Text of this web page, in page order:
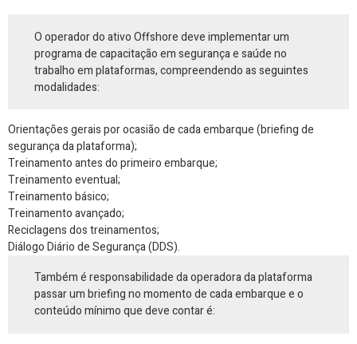
O operador do ativo Offshore deve implementar um
programa de capacitação em segurança e saúde no
trabalho em plataformas, compreendendo as seguintes
modalidades:
Orientações gerais por ocasião de cada embarque (briefing de
segurança da plataforma);
Treinamento antes do primeiro embarque;
Treinamento eventual;
Treinamento básico;
Treinamento avançado;
Reciclagens dos treinamentos;
Diálogo Diário de Segurança (DDS).
Também é responsabilidade da operadora da plataforma
passar um briefing no momento de cada embarque e o
conteúdo mínimo que deve contar é: